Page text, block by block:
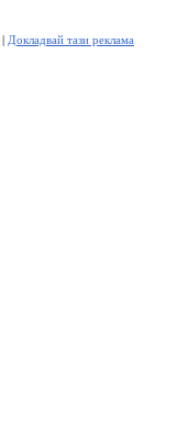
| Докладвай тази реклама